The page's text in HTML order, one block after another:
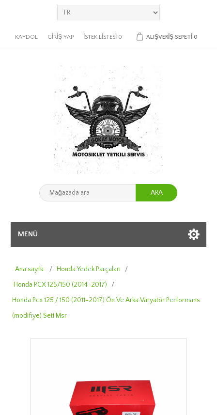
KAYDOL GIRIŞ YAP İSTEK LISTESI 0 ALIŞVERIŞ SEPETI 0
ARA
MENÜ
Ana sayfa / Honda Yedek Parçaları
/
Honda PCX 125/150 (2014-2017)
/
Honda Pcx 125 / 150 (2011-2017) Ön Ve Arka Varyatör Performans
(modifiye) Seti Msr